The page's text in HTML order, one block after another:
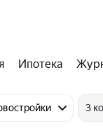
Ипотека
3